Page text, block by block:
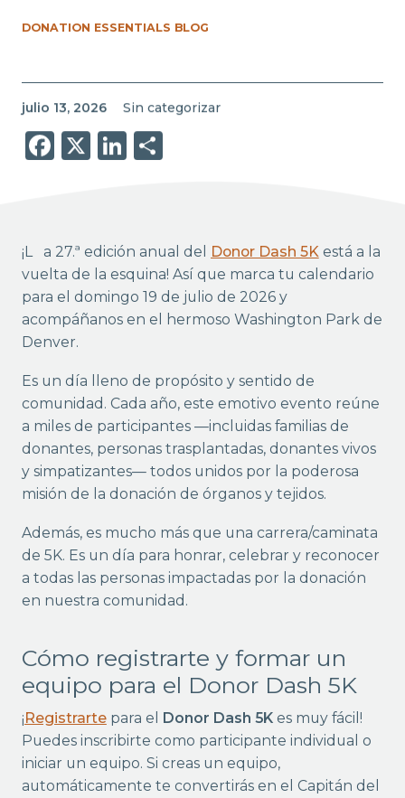
DONATION ESSENTIALS BLOG
julio 13, 2026 Sin categorizar
Facebook
X LinkedIn
Share
¡La 27.ª edición anual del Donor Dash 5Kestá a la
vuelta de la esquina! Así que marca tu calendario
para el domingo 19 de julio de 2026 y
acompáñanos en el hermoso Washington Park de
Denver.
Es un día lleno de propósito y sentido de
comunidad. Cada año, este emotivo evento reúne
a miles de participantes —incluidas familias de
donantes, personas trasplantadas, donantes vivos
y simpatizantes— todos unidos por la poderosa
misión de la donación de órganos y tejidos.
Además, es mucho más que una carrera/caminata
de 5K. Es un día para honrar, celebrar y reconocer
a todas las personas impactadas por la donación
en nuestra comunidad.
Cómo registrarte y formar un
equipo para el Donor Dash 5K
¡Registrartepara el Donor Dash 5Kes muy fácil!
Puedes inscribirte como participante individual o
iniciar un equipo. Si creas un equipo,
automáticamente te convertirás en el Capitán del